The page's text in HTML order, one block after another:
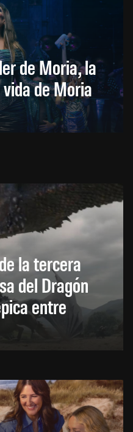
de Moria, la
de Moria
la tercera
del Dragón
entre